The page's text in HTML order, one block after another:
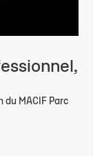
MACIF Parc